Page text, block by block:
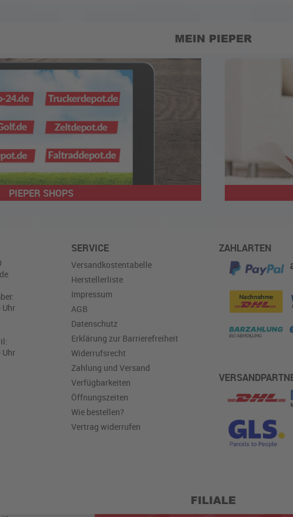
MEIN PIEPER
PIEPER SHOPS
Uhr
Uhr
SERVICE
Versandkostentabelle
Herstellerliste
Impressum
AGB
Datenschutz
Erklärung zur Barrierefreiheit
Widerrufsrecht
Zahlung und Versand
Verfügbarkeiten
Öffnungszeiten
Wie bestellen?
Vertrag widerrufen
ZAHLARTEN
FILIALE